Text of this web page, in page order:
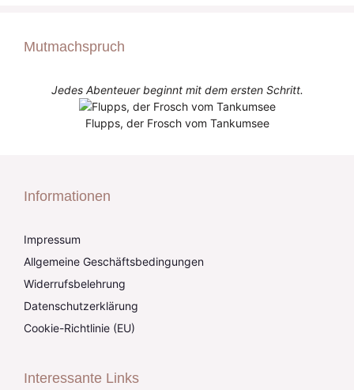
Mutmachspruch
Jedes Abenteuer beginnt mit dem ersten Schritt.
Flupps, der Frosch vom Tankumsee
Informationen
Impressum
Allgemeine Geschäftsbedingungen
Widerrufsbelehrung
Datenschutzerklärung
Cookie-Richtlinie (EU)
Interessante Links